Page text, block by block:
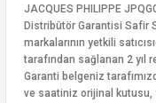
JACQUES PHILIPPE
Distribütör Garantisi Safir
markalarının yetkili
tarafından sağlanan 2 yıl
Garanti belgeniz
ve saatiniz orijinal kutusu,